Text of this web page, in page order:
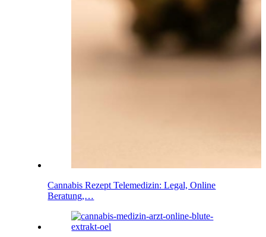
Cannabis Rezept Telemedizin: Legal, Online
Beratung,…